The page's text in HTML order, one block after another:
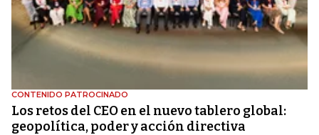
CONTENIDO PATROCINADO
Los retos del CEO en el nuevo tablero global:
geopolítica, poder y acción directiva